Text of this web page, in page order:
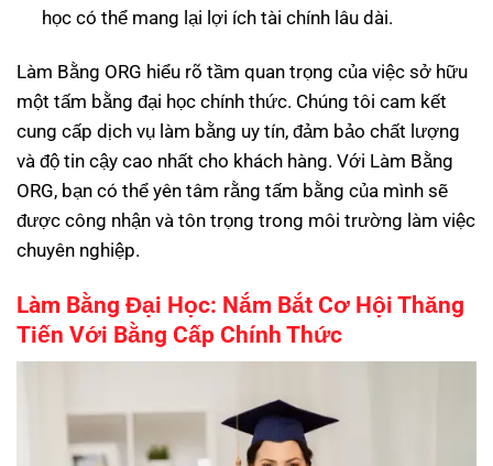
học có thể mang lại lợi ích tài chính lâu dài.
Làm Bằng ORG hiểu rõ tầm quan trọng của việc sở hữu
một tấm bằng đại học chính thức. Chúng tôi cam kết
cung cấp dịch vụ làm bằng uy tín, đảm bảo chất lượng
và độ tin cậy cao nhất cho khách hàng. Với Làm Bằng
ORG, bạn có thể yên tâm rằng tấm bằng của mình sẽ
được công nhận và tôn trọng trong môi trường làm việc
chuyên nghiệp.
Làm Bằng Đại Học: Nắm Bắt Cơ Hội Thăng
Tiến Với Bằng Cấp Chính Thức